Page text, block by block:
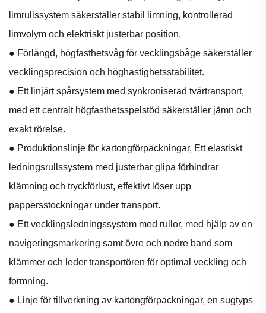
limrullssystem säkerställer stabil limning, kontrollerad
limvolym och elektriskt justerbar position.
● Förlängd, högfasthetsvåg för vecklingsbåge säkerställer
vecklingsprecision och höghastighetsstabilitet.
● Ett linjärt spårsystem med synkroniserad tvärtransport,
med ett centralt högfasthetsspelstöd säkerställer jämn och
exakt rörelse.
● Produktionslinje för kartongförpackningar, Ett elastiskt
ledningsrullssystem med justerbar glipa förhindrar
klämning och tryckförlust, effektivt löser upp
pappersstockningar under transport.
● Ett vecklingsledningssystem med rullor, med hjälp av en
navigeringsmarkering samt övre och nedre band som
klämmer och leder transportören för optimal veckling och
formning.
● Linje för tillverkning av kartongförpackningar, en sugtyps